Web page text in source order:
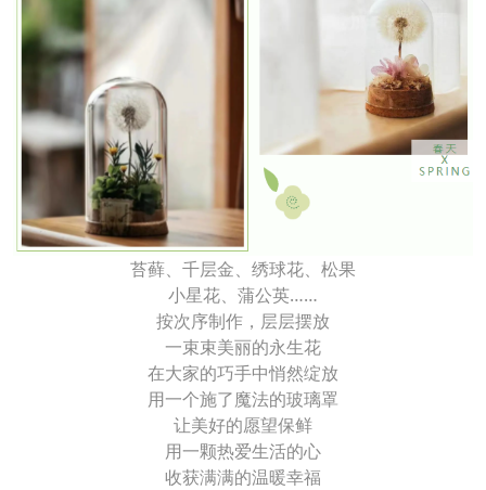
苔藓、千层金、绣球花、松果
小星花、蒲公英……
按次序制作，层层摆放
一束束美丽的永生花
在大家的巧手中悄然绽放
用一个施了魔法的玻璃罩
让美好的愿望保鲜
用一颗热爱生活的心
收获满满的温暖幸福